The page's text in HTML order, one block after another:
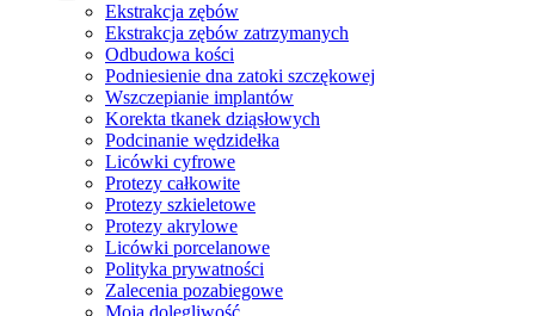
Ekstrakcja zębów
Ekstrakcja zębów zatrzymanych
Odbudowa kości
Podniesienie dna zatoki szczękowej
Wszczepianie implantów
Korekta tkanek dziąsłowych
Podcinanie wędzidełka
Licówki cyfrowe
Protezy całkowite
Protezy szkieletowe
Protezy akrylowe
Licówki porcelanowe
Polityka prywatności
Zalecenia pozabiegowe